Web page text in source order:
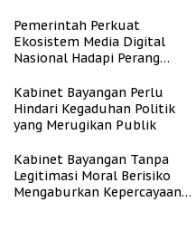
Berpenghasilan Rendah
Pemerintah Perkuat
Ekosistem Media Digital
Nasional Hadapi Perang
Kabinet Bayangan Perlu
Hindari Kegaduhan Politik
yang Merugikan Publik
Kabinet Bayangan Tanpa
Legitimasi Moral Berisiko
Mengaburkan Kepercayaan